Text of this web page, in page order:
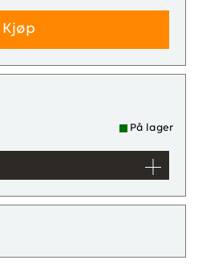
Kjøp
På lager